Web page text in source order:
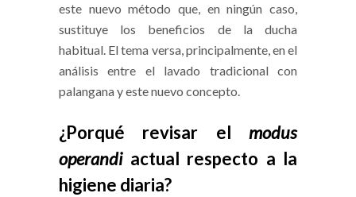
este nuevo método que, en ningún caso,
sustituye los beneficios de la ducha
habitual. El tema versa, principalmente, en el
análisis entre el lavado tradicional con
palangana y este nuevo concepto.
¿Porqué revisar el modus
operandiactual respecto a la
higiene diaria?